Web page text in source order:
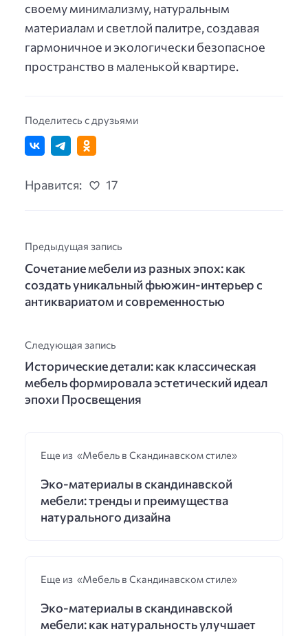
своему минимализму, натуральным
материалам и светлой палитре, создавая
гармоничное и экологически безопасное
пространство в маленькой квартире.
Поделитесь с друзьями
Нравится: 17
Предыдущая запись
Сочетание мебели из разных эпох: как
создать уникальный фьюжин-интерьер с
антиквариатом и современностью
Следующая запись
Исторические детали: как классическая
мебель формировала эстетический идеал
эпохи Просвещения
Еще из «Мебель в Скандинавском стиле»
Эко-материалы в скандинавской
мебели: тренды и преимущества
натурального дизайна
Еще из «Мебель в Скандинавском стиле»
Эко-материалы в скандинавской
мебели: как натуральность улучшает